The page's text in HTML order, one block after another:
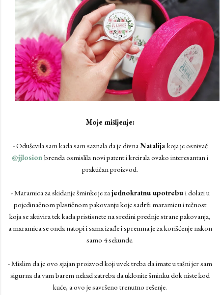
Moje mišljenje:
- Oduševila sam kada sam saznala da je divna Natalija koja je osnivač
@jjlosion brenda osmislila novi patent i kreirala ovako interesantan i
praktičan proizvod.
- Maramica za skidanje šminke je za jednokratnu upotrebu i dolazi u
pojedinačnom plastičnom pakovanju koje sadrži maramicu i tečnost
koja se aktivira tek kada pristisnete na sredini prednje strane pakovanja,
a maramica se onda natopi i sama izađe i spremna je za korišćenje nakon
samo 4 sekunde.
- Mislim da je ovo sjajan proizvod koji uvek treba da imate u tašni jer sam
sigurna da vam barem nekad zatreba da uklonite šminku dok niste kod
kuće, a ovo je savršeno trenutno rešenje.